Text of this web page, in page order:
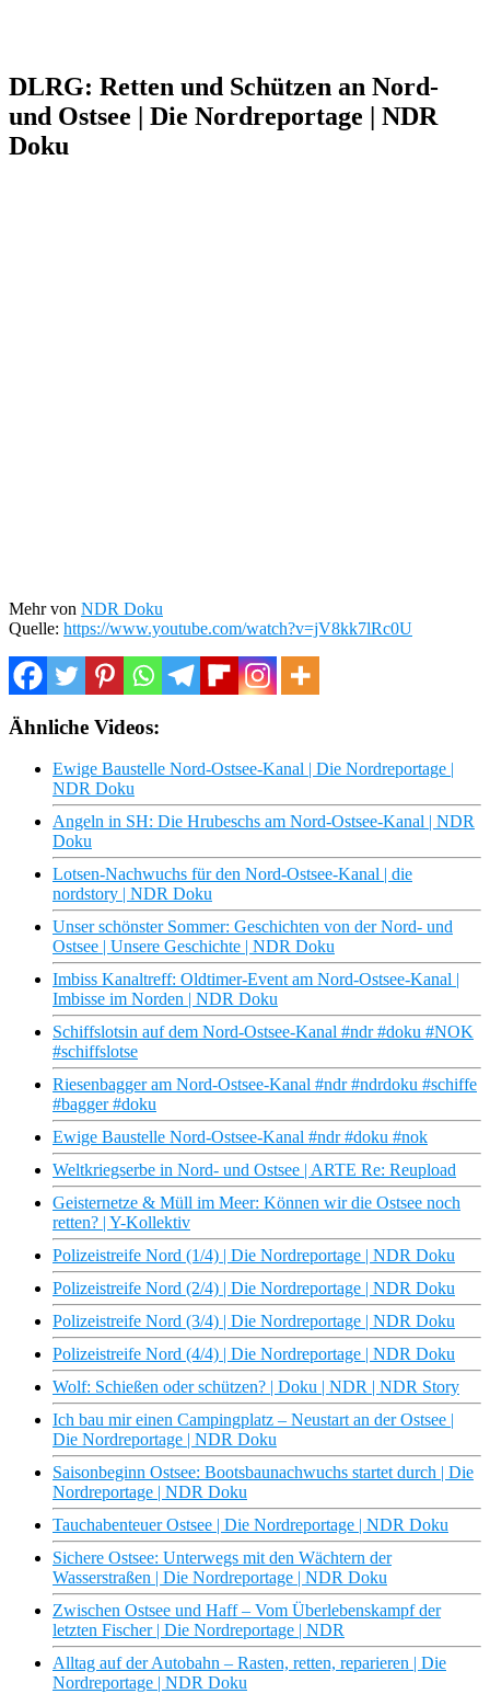
DLRG: Retten und Schützen an Nord-
und Ostsee | Die Nordreportage | NDR
Doku
Mehr von NDR Doku
Quelle: https://www.youtube.com/watch?v=jV8kk7lRc0U
Ähnliche Videos:
Ewige Baustelle Nord-Ostsee-Kanal | Die Nordreportage |
NDR Doku
Angeln in SH: Die Hrubeschs am Nord-Ostsee-Kanal | NDR
Doku
Lotsen-Nachwuchs für den Nord-Ostsee-Kanal | die
nordstory | NDR Doku
Unser schönster Sommer: Geschichten von der Nord- und
Ostsee | Unsere Geschichte | NDR Doku
Imbiss Kanaltreff: Oldtimer-Event am Nord-Ostsee-Kanal |
Imbisse im Norden | NDR Doku
Schiffslotsin auf dem Nord-Ostsee-Kanal #ndr #doku #NOK
#schiffslotse
Riesenbagger am Nord-Ostsee-Kanal #ndr #ndrdoku #schiffe
#bagger #doku
Ewige Baustelle Nord-Ostsee-Kanal #ndr #doku #nok
Weltkriegserbe in Nord- und Ostsee | ARTE Re: Reupload
Geisternetze & Müll im Meer: Können wir die Ostsee noch
retten? | Y-Kollektiv
Polizeistreife Nord (1/4) | Die Nordreportage | NDR Doku
Polizeistreife Nord (2/4) | Die Nordreportage | NDR Doku
Polizeistreife Nord (3/4) | Die Nordreportage | NDR Doku
Polizeistreife Nord (4/4) | Die Nordreportage | NDR Doku
Wolf: Schießen oder schützen? | Doku | NDR | NDR Story
Ich bau mir einen Campingplatz – Neustart an der Ostsee |
Die Nordreportage | NDR Doku
Saisonbeginn Ostsee: Bootsbaunachwuchs startet durch | Die
Nordreportage | NDR Doku
Tauchabenteuer Ostsee | Die Nordreportage | NDR Doku
Sichere Ostsee: Unterwegs mit den Wächtern der
Wasserstraßen | Die Nordreportage | NDR Doku
Zwischen Ostsee und Haff – Vom Überlebenskampf der
letzten Fischer | Die Nordreportage | NDR
Alltag auf der Autobahn – Rasten, retten, reparieren | Die
Nordreportage | NDR Doku